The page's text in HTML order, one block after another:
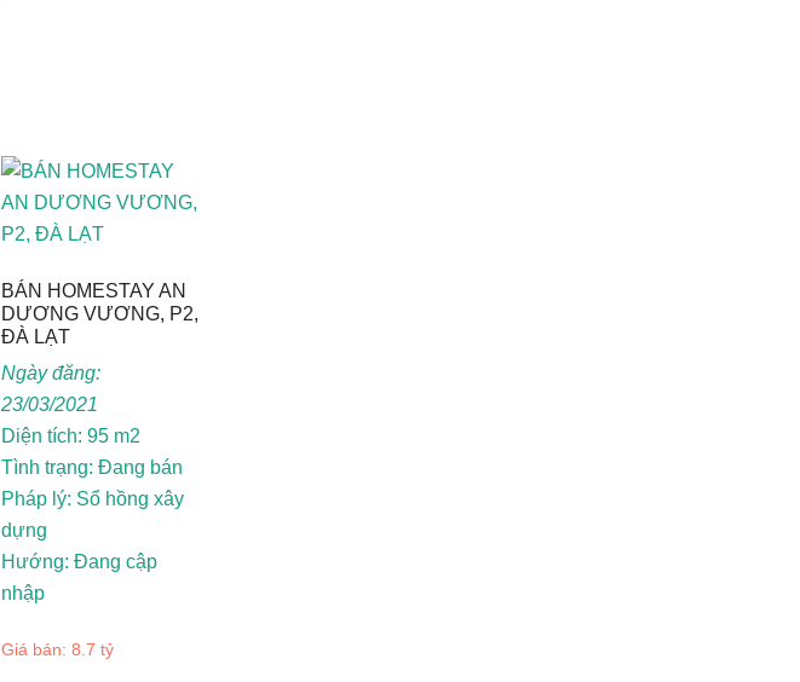
BÁN HOMESTAY AN
DƯƠNG VƯƠNG, P2,
ĐÀ LẠT
Ngày đăng:
23/03/2021
Diện tích: 95 m2
Tình trạng: Đang bán
Pháp lý: Sổ hồng xây
dựng
Hướng: Đang cập
nhập
Giá bán: 8.7 tỷ